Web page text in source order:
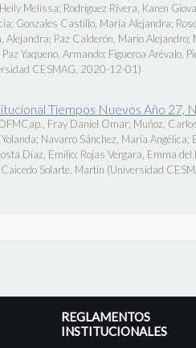
Melissa; Rodríguez Rivera, Karen
; Gonzales Castillo, María Alejandra;
Alejandra; Paz Calderón, Mario Alejandro;
Paz Yaqueno, Armando; Figueroa Arévalo,
CESMAG 2020-12-01 )
Tiempos Nuevos Año 27,
Fray Daniel Omar; Muñoz,
; Navarro Sánchez, María Angélica;
Díaz, Emilio; Rojas Vergara, Emma del
Caicedo Solarte, Martín (Universidad
REGLAMENTOS
INSTITUCIONALES